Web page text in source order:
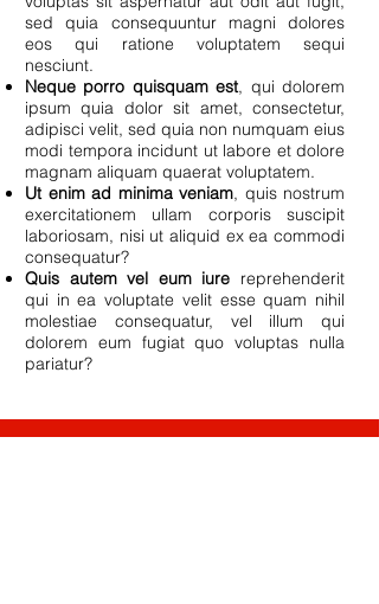
sed quia consequuntur magni dolores
eos qui ratione voluptatem sequi
nesciunt.
Neque porro quisquam est, qui dolorem
ipsum quia dolor sit amet, consectetur,
adipisci velit, sed quia non numquam eius
modi tempora incidunt ut labore et dolore
magnam aliquam quaerat voluptatem.
Ut enim ad minima veniam, quis nostrum
exercitationem ullam corporis suscipit
laboriosam, nisi ut aliquid ex ea commodi
consequatur?
Quis autem vel eum iure reprehenderit
qui in ea voluptate velit esse quam nihil
molestiae consequatur, vel illum qui
dolorem eum fugiat quo voluptas nulla
pariatur?